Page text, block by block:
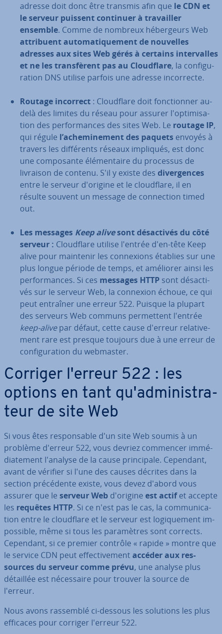
adresse doit donc être transmis afin que le CDN et
le serveur puissent continuer à tra­vail­ler
ensemble. Comme de nombreux hé­ber­geurs Web
at­tri­buent au­to­ma­ti­que­ment de nouvelles
adresses aux sites Web gérés à certains in­ter­valles
et ne les trans­fè­rent pas au Cloud­flare, la con­fi­gu­
ra­tion DNS utilise parfois une adresse in­cor­recte.
Routage incorrect : Cloud­flare doit fonc­tion­ner au-
delà des limites du réseau pour assurer l'op­ti­mi­sa­
tion des per­for­mances des sites Web. Le routage IP,
qui régule l’ache­mi­ne­ment des paquets envoyés à
travers les dif­fé­rents réseaux impliqués, est donc
une com­po­sante élé­men­taire du processus de
livraison de contenu. S'il y existe des di­ver­gences
entre le serveur d'origine et le cloud­flare, il en
résulte souvent un message de con­nec­tion timed
out.
Les messages Keep alivesont dé­sac­ti­vés du côté
serveur : Cloud­flare utilise l'entrée d'en-tête Keep
alive pour maintenir les con­nexions établies sur une
plus longue période de temps, et améliorer ainsi les
per­for­mances. Si ces messages HTTP sont dé­sac­ti­
vés sur le serveur Web, la connexion échoue, ce qui
peut entraîner une erreur 522. Puisque la plupart
des serveurs Web communs per­met­tent l'entrée
keep-alivepar défaut, cette cause d'erreur re­la­ti­ve­
ment rare est presque toujours due à une erreur de
con­fi­gu­ra­tion du webmaster.
Corriger l'erreur 522 : les
options en tant qu'ad­mi­nis­tra­
teur de site Web
Si vous êtes res­pon­sable d'un site Web soumis à un
problème d'erreur 522, vous devriez commencer im­mé­
dia­te­ment l'analyse de la cause prin­ci­pale. Cependant,
avant de vérifier si l'une des causes décrites dans la
section pré­cé­dente existe, vous devez d'abord vous
assurer que le serveur Web d'origine est actifet accepte
les requêtes HTTP. Si ce n'est pas le cas, la com­mu­ni­ca­
tion entre le cloud­flare et le serveur est lo­gi­que­ment im­
pos­sible, même si tous les pa­ra­mètres sont corrects.
Cependant, si ce premier contrôle « rapide » montre que
le service CDN peut ef­fec­ti­ve­mentaccéder aux res­
sources du serveur comme prévu, une analyse plus
détaillée est né­ces­saire pour trouver la source de
l'erreur.
Nous avons rassemblé ci-dessous les solutions les plus
efficaces pour corriger l'erreur 522.